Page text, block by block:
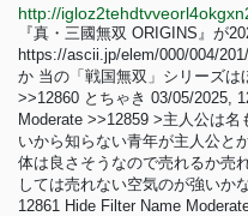
『真・三國無双 ORIGINS』が
https://ascii.jp/elem/000/004/
か 当の「戦国無双」シリーズ
>>12860 とちゃき 03/05/2025,
Moderate >>12859 >主人公は
いから知らない青年が主人公と
体は良さそうなので売れるか売
しては売れない空気のが強いか
12861 Hide Filter Name